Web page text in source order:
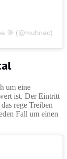
🎯 (@muhnac)
um eine
ist. Der Eintritt
rege Treiben
Fall um einen